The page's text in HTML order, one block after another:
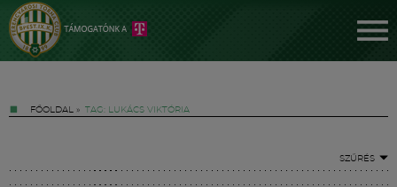
FŐOLDAL » TAG: LUKÁCS VIKTÓRIA
SZŰRÉS